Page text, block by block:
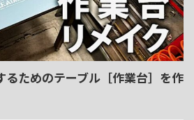
るためのテーブル［作業台］を作